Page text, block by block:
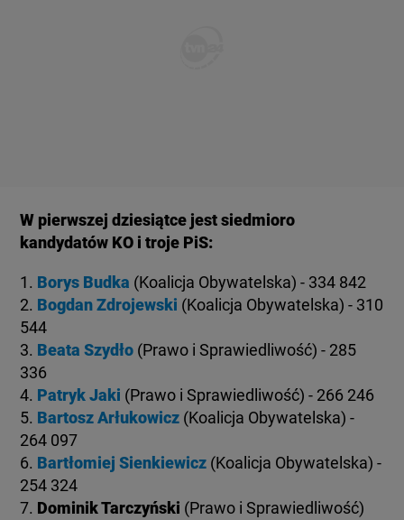
W pierwszej dziesiątce jest siedmioro
kandydatów KO i troje PiS:
1. Borys Budka (Koalicja Obywatelska) - 334 842
2. Bogdan Zdrojewski (Koalicja Obywatelska) - 310
544
3. Beata Szydło (Prawo i Sprawiedliwość) - 285
336
4. Patryk Jaki (Prawo i Sprawiedliwość) - 266 246
5. Bartosz Arłukowicz (Koalicja Obywatelska) -
264 097
6. Bartłomiej Sienkiewicz (Koalicja Obywatelska) -
254 324
7. Dominik Tarczyński (Prawo i Sprawiedliwość)